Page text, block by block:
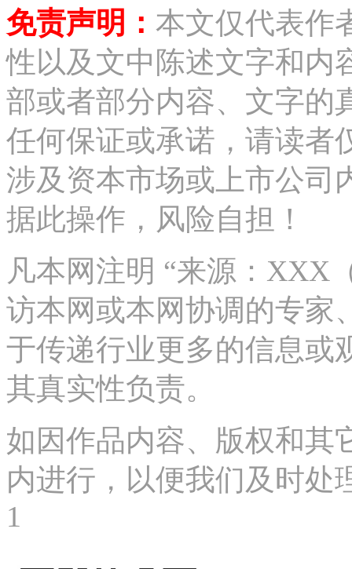
免责声明： 本文仅代表作
性以及文中陈述文字和内
部或者部分内容、文字的
任何保证或承诺，请读者
涉及资本市场或上市公司
据此操作，风险自担！
凡本网注明 “来源：XXX
访本网或本网协调的专家
于传递行业更多的信息或
其真实性负责。
如因作品内容、版权和其
内进行，以便我们及时处
1